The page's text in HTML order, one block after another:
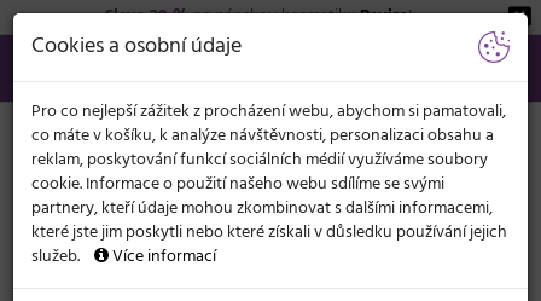
Sleva 20 %na pánskou kosmetikuBeviro!
566 440 099
info@svetkadernictvi.cz
Po−pá: 8−17
Vše o nákupu Kč
KATEGORIE
MENU
Kosmetické potřeby Depilace, epilace Ostatní
Cookies a osobní údaje
Pro co nejlepší zážitek z procházení webu, abychom si pamatovali,
co máte v košíku, k analýze návštěvnosti, personalizaci obsahu a
reklam, poskytování funkcí sociálních médií využíváme soubory
cookie. Informace o použití našeho webu sdílíme se svými
partnery, kteří údaje mohou zkombinovat s dalšími informacemi,
které jste jim poskytli nebo které získali v důsledku používání jejich
služeb.
Více informací